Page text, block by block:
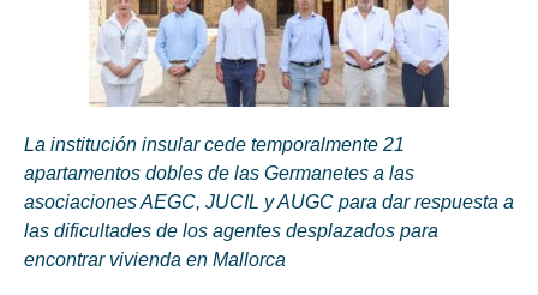
La institución insular cede temporalmente 21
apartamentos dobles de las Germanetes a las
asociaciones AEGC, JUCIL y AUGC para dar respuesta a
las dificultades de los agentes desplazados para
encontrar vivienda en Mallorca